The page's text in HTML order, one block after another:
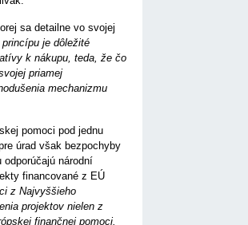
sa detailne vo svojej
je dôležité
k nákupu, teda, že čo
priamej
mechanizmu
pomoci pod jednu
úrad však bezpochyby
národní
financované z EÚ
z Najvyššieho
projektov nielen z
finančnej pomoci.